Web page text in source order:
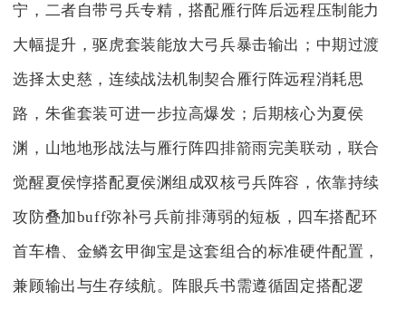
宁，二者自带弓兵专精，搭配雁行阵后远程压制能力
大幅提升，驱虎套装能放大弓兵暴击输出；中期过渡
选择太史慈，连续战法机制契合雁行阵远程消耗思
路，朱雀套装可进一步拉高爆发；后期核心为夏侯
渊，山地地形战法与雁行阵四排箭雨完美联动，联合
觉醒夏侯惇搭配夏侯渊组成双核弓兵阵容，依靠持续
攻防叠加buff弥补弓兵前排薄弱的短板，四车搭配环
首车橹、金鳞玄甲御宝是这套组合的标准硬件配置，
兼顾输出与生存续航。阵眼兵书需遵循固定搭配逻